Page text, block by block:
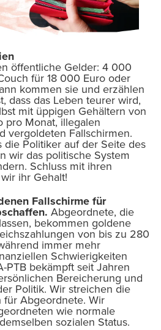
öffentliche Gelder: 4 000
für 18 000 Euro oder
kommen sie und erzählen
dass das Leben teurer wird,
mit üppigen Gehältern von
pro Monat, illegalen
vergoldeten Fallschirmen.
die Politiker auf der Seite des
wir das politische System
Schluss mit ihren
ihr Gehalt!
Fallschirme für
Abgeordnete, die
bekommen goldene
von bis zu 280
immer mehr
Schwierigkeiten
PTB bekämpft seit Jahren
Bereicherung und
Politik. Wir streichen die
für Abgeordnete. Wir
wie normale
sozialen Status.